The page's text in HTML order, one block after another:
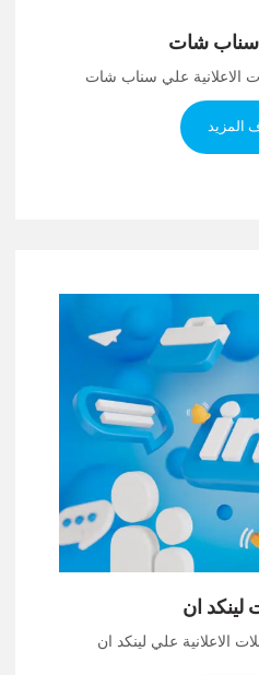
سناب شات
الاعلانية علي سناب شات
المزيد
لينكد ان
الاعلانية علي لينكد ان